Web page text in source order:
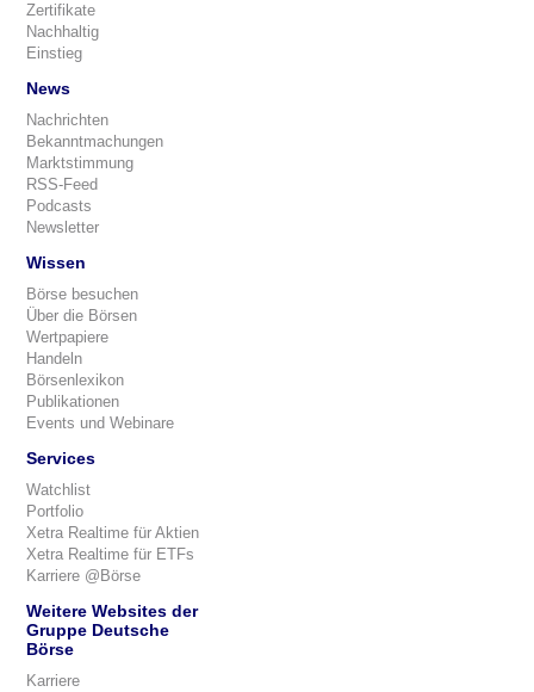
Zertifikate
Nachhaltig
Einstieg
News
Nachrichten
Bekanntmachungen
Marktstimmung
RSS-Feed
Podcasts
Newsletter
Wissen
Börse besuchen
Über die Börsen
Wertpapiere
Handeln
Börsenlexikon
Publikationen
Events und Webinare
Services
Watchlist
Portfolio
Xetra Realtime für Aktien
Xetra Realtime für ETFs
Karriere @Börse
Weitere Websites der
Gruppe Deutsche
Börse
Karriere